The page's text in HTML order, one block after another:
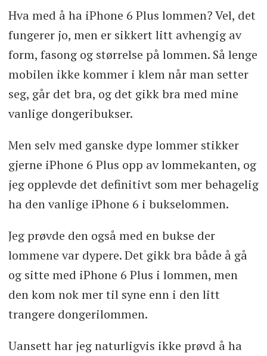
Hva med å ha iPhone 6 Plus lommen? Vel, det
fungerer jo, men er sikkert litt avhengig av
form, fasong og størrelse på lommen. Så lenge
mobilen ikke kommer i klem når man setter
seg, går det bra, og det gikk bra med mine
vanlige dongeribukser.
Men selv med ganske dype lommer stikker
gjerne iPhone 6 Plus opp av lommekanten, og
jeg opplevde det definitivt som mer behagelig
ha den vanlige iPhone 6 i bukselommen.
Jeg prøvde den også med en bukse der
lommene var dypere. Det gikk bra både å gå
og sitte med iPhone 6 Plus i lommen, men
den kom nok mer til syne enn i den litt
trangere dongerilommen.
Uansett har jeg naturligvis ikke prøvd å ha